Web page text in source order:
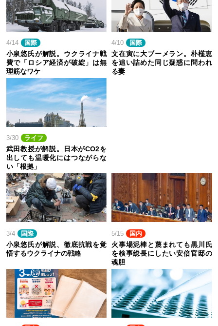
4/14 国際
小泉悠氏が解説。ウクライナ戦
費で「ロシア経済が破綻」は無
理筋なワケ
4/10 国際
文在寅に大ブーメラン。朴槿恵
を追い詰めた同じ疑惑に問われ
る妻
3/30 ライフ
武田教授が解説。日本がCO2を
出しても温暖化にはつながらな
い「根拠」
3/4 国際
小泉悠氏が解説、徹底抗戦を覚
悟するウクライナの戦略
5/15 国内
火事場泥棒と蔑まれても黒川氏
を検事総長にしたい安倍官邸の
魂胆